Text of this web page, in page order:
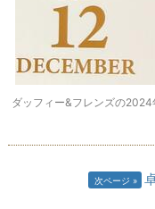
ダッフィー&フレンズの
次ページ